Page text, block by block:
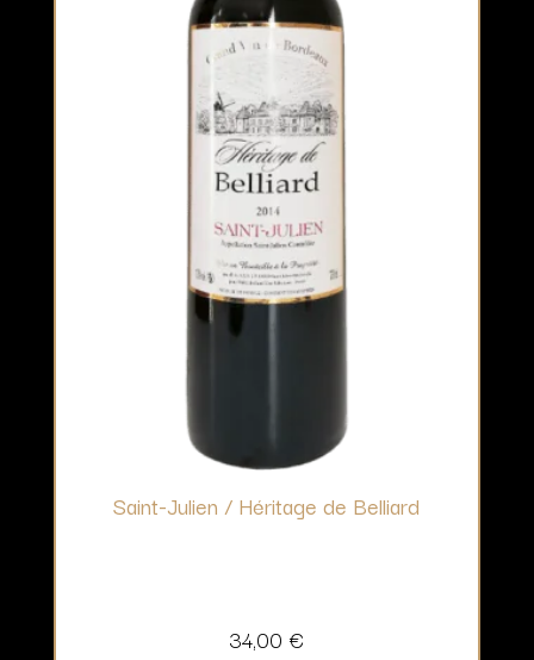
Saint-Julien / Héritage de Belliard
34,00 €